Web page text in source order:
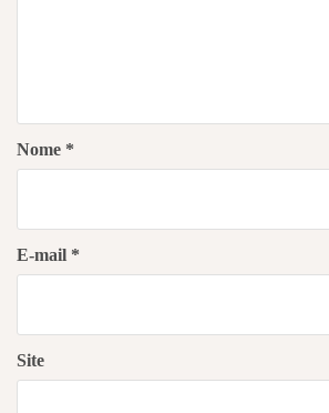
Nome *
E-mail *
Site